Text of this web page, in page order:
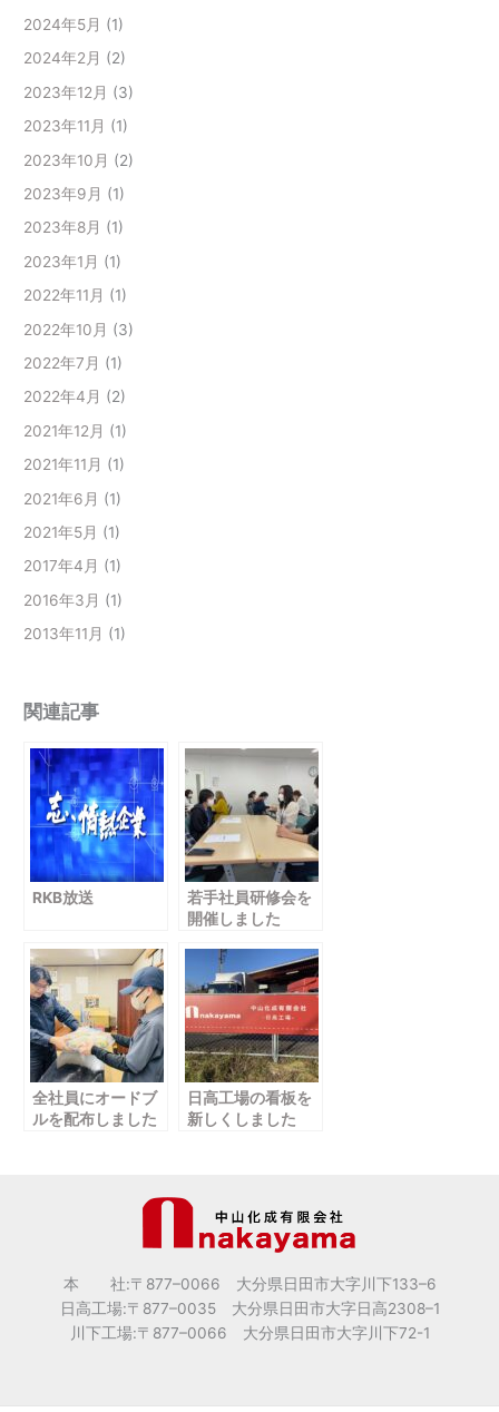
2024年5月 (1)
2024年2月 (2)
2023年12月 (3)
2023年11月 (1)
2023年10月 (2)
2023年9月 (1)
2023年8月 (1)
2023年1月 (1)
2022年11月 (1)
2022年10月 (3)
2022年7月 (1)
2022年4月 (2)
2021年12月 (1)
2021年11月 (1)
2021年6月 (1)
2021年5月 (1)
2017年4月 (1)
2016年3月 (1)
2013年11月 (1)
関連記事
RKB放送
若手社員研修会を
開催しました
全社員にオードブ
ルを配布しました
日高工場の看板を
新しくしました
本 社:〒877–0066 大分県日田市大字川下133–6
日高工場:〒877–0035 大分県日田市大字日高2308–1
川下工場:〒877–0066 大分県日田市大字川下72-1